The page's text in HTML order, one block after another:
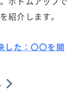
紹介します。
した：〇〇を開